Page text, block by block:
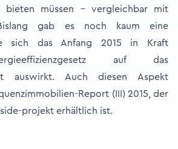
bieten müssen – vergleichbar mit
Bislang gab es noch kaum eine
sich das Anfang 2015 in Kraft
auf das
auswirkt. Auch diesen Aspekt
Report (III) 2015, der
projekt erhältlich ist.